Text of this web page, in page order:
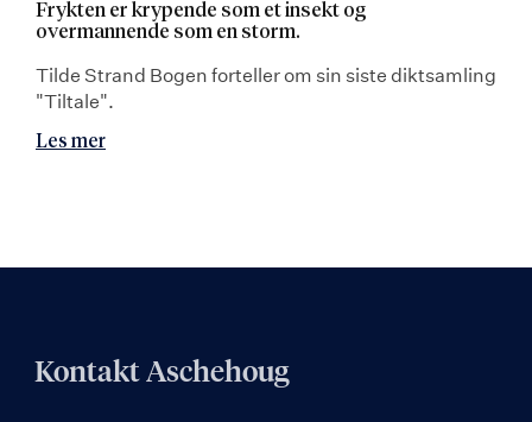
Frykten er krypende som et insekt og
overmannende som en storm.
Tilde Strand Bogen forteller om sin siste diktsamling
"Tiltale".
Les mer
Kontakt Aschehoug